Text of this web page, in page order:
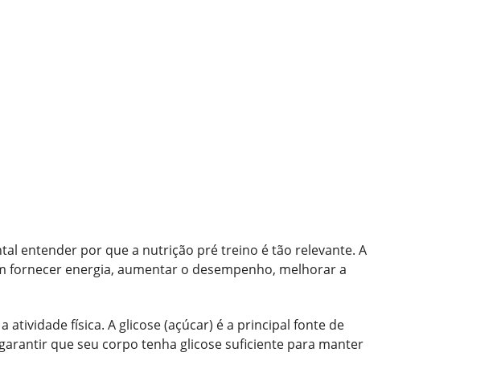
entender por que a nutrição pré treino é tão relevante. A
fornecer energia, aumentar o desempenho, melhorar a
física. A glicose (açúcar) é a principal fonte de
que seu corpo tenha glicose suficiente para manter